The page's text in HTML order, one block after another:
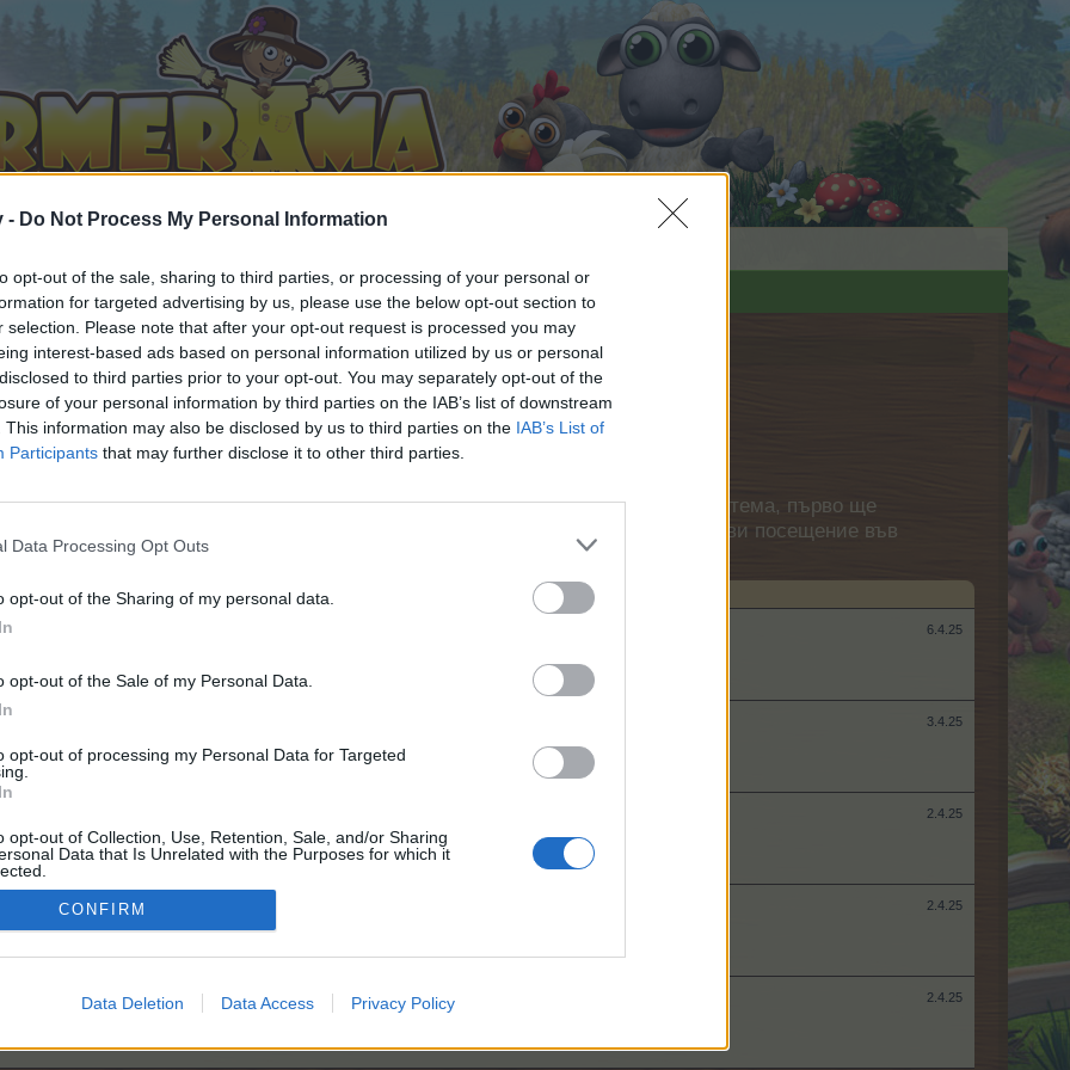
- Do Not Process My Personal Information
opt-out of the sale, sharing to third parties, or processing of your personal or
for targeted advertising by us, please use the below opt-out section to
selection. Please note that after your opt-out request is processed you may
interest-based ads based on personal information utilized by us or personal
to third parties prior to your opt-out. You may separately opt-out of the
of your personal information by third parties on the IAB’s list of downstream
This information may also be disclosed by us to third parties on the IAB’s List of
Participants that may further disclose it to other third parties.
Data Processing Opt Outs
opt-out of the Sharing of my personal data.
opt-out of the Sale of my Personal Data.
opt-out of processing my Personal Data for Targeted
opt-out of Collection, Use, Retention, Sale, and/or Sharing
Data that Is Unrelated with the Purposes for which it
CONFIRM
Data Deletion Data Access Privacy Policy
Дискусия: Пролетни сънища
и да участвате в дискусиите, или искате да започнете своя собствена тема, първо ще
се, ако нямате собствен акаунт. Ние очакваме с нетърпение следващото ви посещение във
6.4.25
4,100
3.4.25
40
2.4.25
4,100
2.4.25
2.4.25